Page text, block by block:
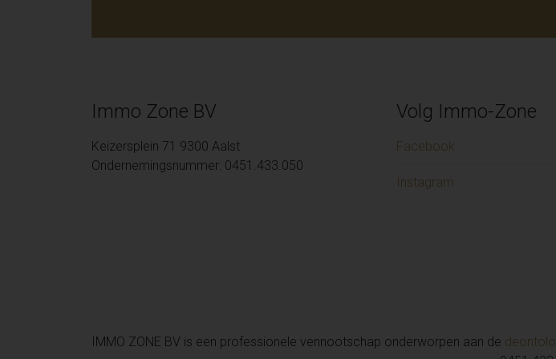
Immo Zone BV
Keizersplein 71 9300 Aalst
Ondernemingsnummer: 0451.433.050
Volg Immo-Zone
Facebook
Instagram
IMMO ZONE BV is een professionele vennootschap onderworpen aan de